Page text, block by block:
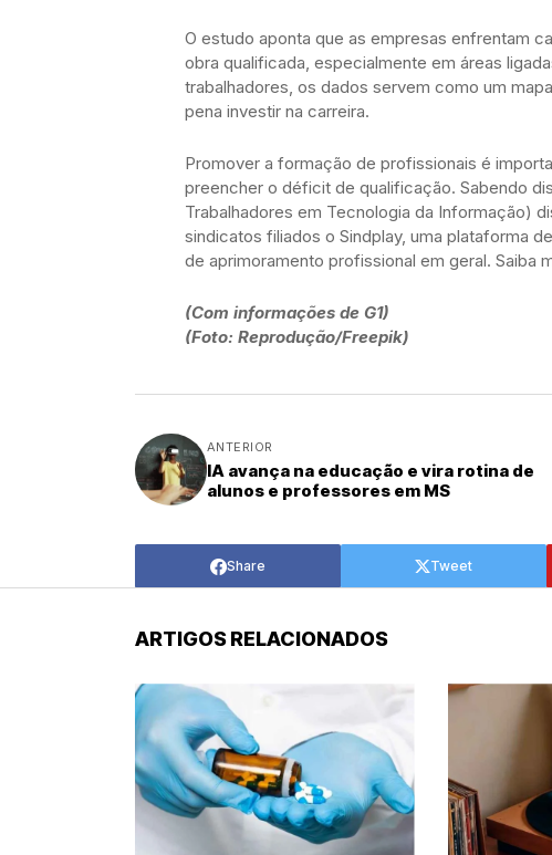
O estudo aponta que as empresas enfrentam
obra qualificada, especialmente em áreas
trabalhadores, os dados servem como um
pena investir na carreira.
Promover a formação de profissionais é
preencher o déficit de qualificação. Sabendo
Trabalhadores em Tecnologia da Informação)
sindicatos filiados o Sindplay, uma plataforma
de aprimoramento profissional em geral. Saiba
(Com informações de G1)
(Foto: Reprodução/Freepik)
ANTERIOR
IA avança na educação e vira rotina de
alunos e professores em MS
Share Tweet
ARTIGOS RELACIONADOS